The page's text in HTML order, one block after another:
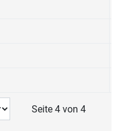
Seite 4 von 4